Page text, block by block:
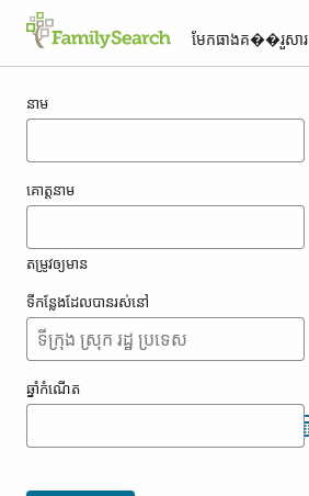
មែកធាង​គ��រួសារ
នាម
គោត្តនាម
តម្រូវ​ឲ្យ​មាន
ទីកន្លែង​ដែល​បាន​រស់នៅ
ឆ្នាំ​កំណើត